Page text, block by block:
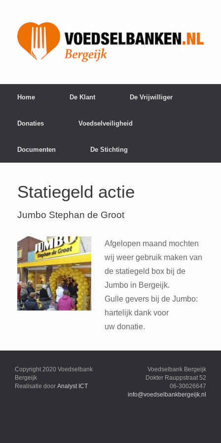
Home De Klant De Vrijwilliger
Donaties Voedselveiligheid
Documenten De Stichting
Statiegeld actie
Jumbo Stephan de Groot
Afgelopen maand mochten
wij weer gebruik maken van
de statiegeld box bij de
Jumbo in Bergeijk.
Gulle gevers bij de Jumbo:
hartelijk dank voor
uw donatie.
Copyright 2020 Voedselbank
Bergeijk
Realisatie door Analyst ICT
Voedselbank Bergeijk
Dokter Rauppstraat 52
06-30026647
info@voedselbankbergeijk.nl